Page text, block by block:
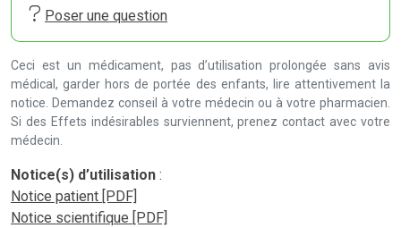
Poser une question
Ceci est un médicament, pas d’utilisation prolongée sans avis
médical, garder hors de portée des enfants, lire attentivement la
notice. Demandez conseil à votre médecin ou à votre pharmacien.
Si des Effets indésirables surviennent, prenez contact avec votre
médecin.
Notice(s) d’utilisation :
Notice patient [PDF]
Notice scientifique [PDF]